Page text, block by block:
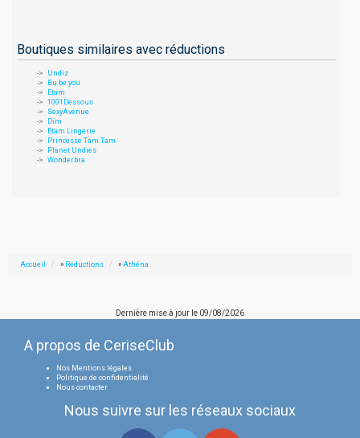
Boutiques similaires avec réductions
Undiz
Bu be you
Etam
1001Dessous
SexyAvenue
Dim
Etam Lingerie
Princesse Tam.Tam
Planet Undies
Wonderbra
Accueil » Réductions » Athéna
Dernière mise à jour le 09/08/2026
A propos de CeriseClub
Nos Mentions légales
Politique de confidentialité
Nous contacter
Nous suivre sur les réseaux sociaux